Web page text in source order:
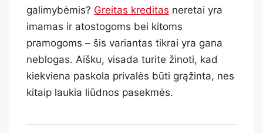
galimybėmis? Greitas kreditas neretai yra
imamas ir atostogoms bei kitoms
pramogoms – šis variantas tikrai yra gana
neblogas. Aišku, visada turite žinoti, kad
kiekviena paskola privalės būti grąžinta, nes
kitaip laukia liūdnos pasekmės.